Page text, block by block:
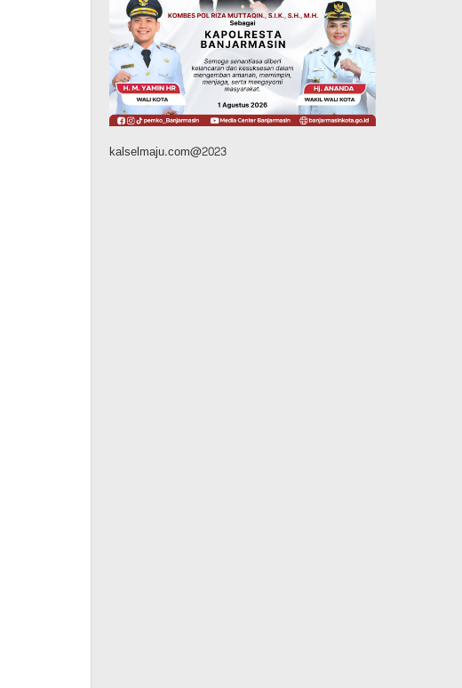
Budaya & Pariwisata
Bunda PAUD Banjarmasin
Ajak Anak Belajar Sambil
Lihat Satwa, Jelajah Literasi
di Taman Jahri Saleh
kalselmaju.com@2023